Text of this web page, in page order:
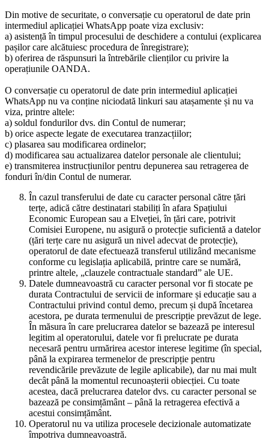
Din motive de securitate, o conversație cu operatorul de date prin
intermediul aplicației WhatsApp poate viza exclusiv:
a) asistență în timpul procesului de deschidere a contului (explicarea
pașilor care alcătuiesc procedura de înregistrare);
b) oferirea de răspunsuri la întrebările clienților cu privire la
operațiunile OANDA.
O conversație cu operatorul de date prin intermediul aplicației
WhatsApp nu va conține niciodată linkuri sau atașamente și nu va
viza, printre altele:
a) soldul fondurilor dvs. din Contul de numerar;
b) orice aspecte legate de executarea tranzacțiilor;
c) plasarea sau modificarea ordinelor;
d) modificarea sau actualizarea datelor personale ale clientului;
e) transmiterea instrucțiunilor pentru depunerea sau retragerea de
fonduri în/din Contul de numerar.
În cazul transferului de date cu caracter personal către țări
terțe, adică către destinatari stabiliți în afara Spațiului
Economic European sau a Elveției, în țări care, potrivit
Comisiei Europene, nu asigură o protecție suficientă a datelor
(țări terțe care nu asigură un nivel adecvat de protecție),
operatorul de date efectuează transferul utilizând mecanisme
conforme cu legislația aplicabilă, printre care se numără,
printre altele, „clauzele contractuale standard” ale UE.
Datele dumneavoastră cu caracter personal vor fi stocate pe
durata Contractului de servicii de informare și educație sau a
Contractului privind contul demo, precum și după încetarea
acestora, pe durata termenului de prescripție prevăzut de lege.
În măsura în care prelucrarea datelor se bazează pe interesul
legitim al operatorului, datele vor fi prelucrate pe durata
necesară pentru urmărirea acestor interese legitime (în special,
până la expirarea termenelor de prescripție pentru
revendicările prevăzute de legile aplicabile), dar nu mai mult
decât până la momentul recunoașterii obiecției. Cu toate
acestea, dacă prelucrarea datelor dvs. cu caracter personal se
bazează pe consimțământ – până la retragerea efectivă a
acestui consimțământ.
Operatorul nu va utiliza procesele decizionale automatizate
împotriva dumneavoastră.